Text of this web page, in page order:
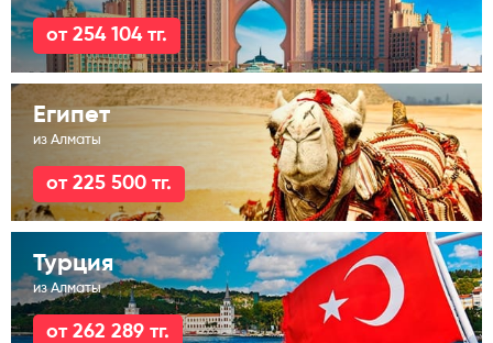
от 254 104 тг.
Египет
из Алматы
от 225 500 тг.
Турция
из Алматы
от 262 289 тг.